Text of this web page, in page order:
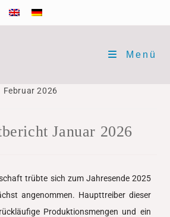
Menü
Februar 2026
Januar 2026
trübte sich zum Jahresende 2025
angenommen. Haupttreiber dieser
Produktionsmengen und ein